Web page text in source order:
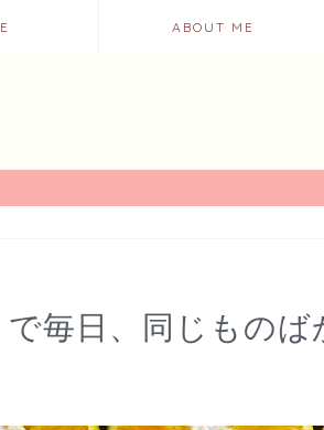
ABOUT ME
毎日、同じものば